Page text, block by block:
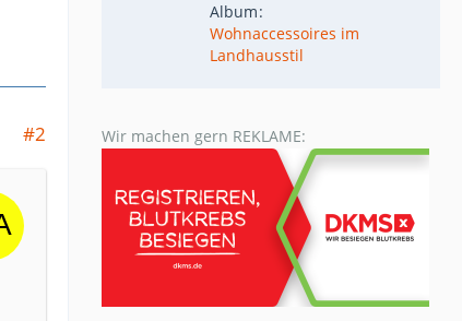
#2
Album
Wohnaccessoires im
Landhausstil
Wir machen gern REKLAME: